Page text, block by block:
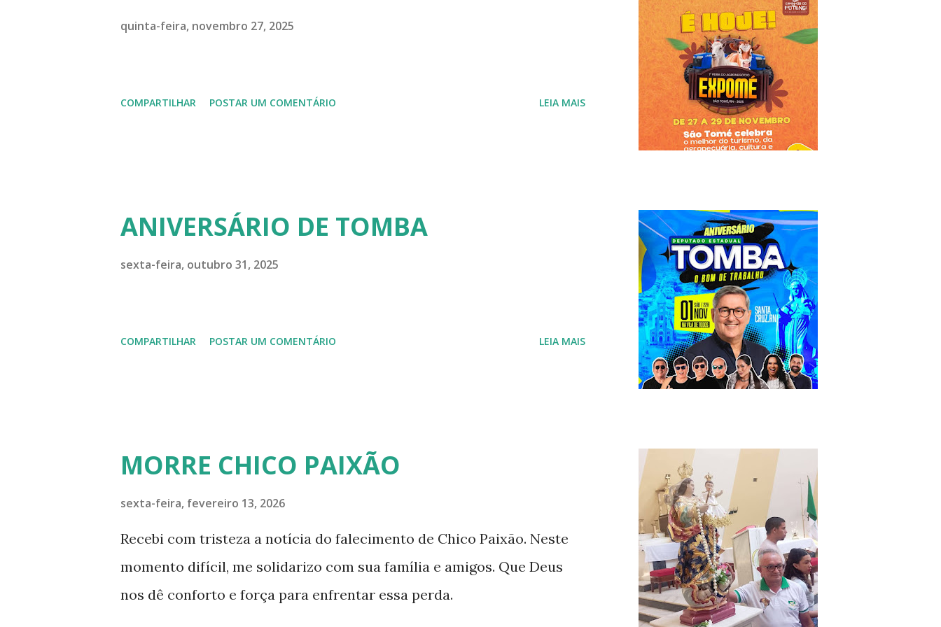
quinta-feira, novembro 27, 2025
COMPARTILHAR POSTAR UM COMENTÁRIO LEIA MAIS
ANIVERSÁRIO DE TOMBA
sexta-feira, outubro 31, 2025
COMPARTILHAR POSTAR UM COMENTÁRIO LEIA MAIS
MORRE CHICO PAIXÃO
sexta-feira, fevereiro 13, 2026
Recebi com tristeza a notícia do falecimento de Chico Paixão. Neste
momento difícil, me solidarizo com sua família e amigos. Que Deus
nos dê conforto e força para enfrentar essa perda.